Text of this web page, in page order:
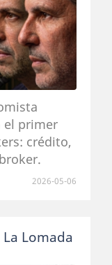
el primer
crédito,
2026-05-06
Lomada